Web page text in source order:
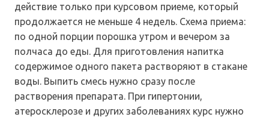
действие только при курсовом приеме, который
продолжается не меньше 4 недель. Схема приема:
по одной порции порошка утром и вечером за
полчаса до еды. Для приготовления напитка
содержимое одного пакета растворяют в стакане
воды. Выпить смесь нужно сразу после
растворения препарата. При гипертонии,
атеросклерозе и других заболеваниях курс нужно